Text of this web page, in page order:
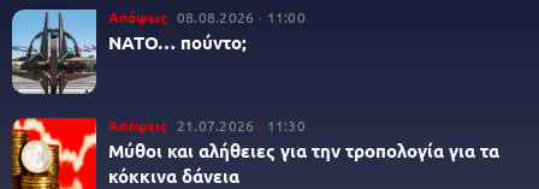
Απόψεις 08.08.2026 11:00
ΝΑΤΟ… πούντο;
Απόψεις 21.07.2026 11:30
Μύθοι και αλήθειες για την τροπολογία για τα
κόκκινα δάνεια